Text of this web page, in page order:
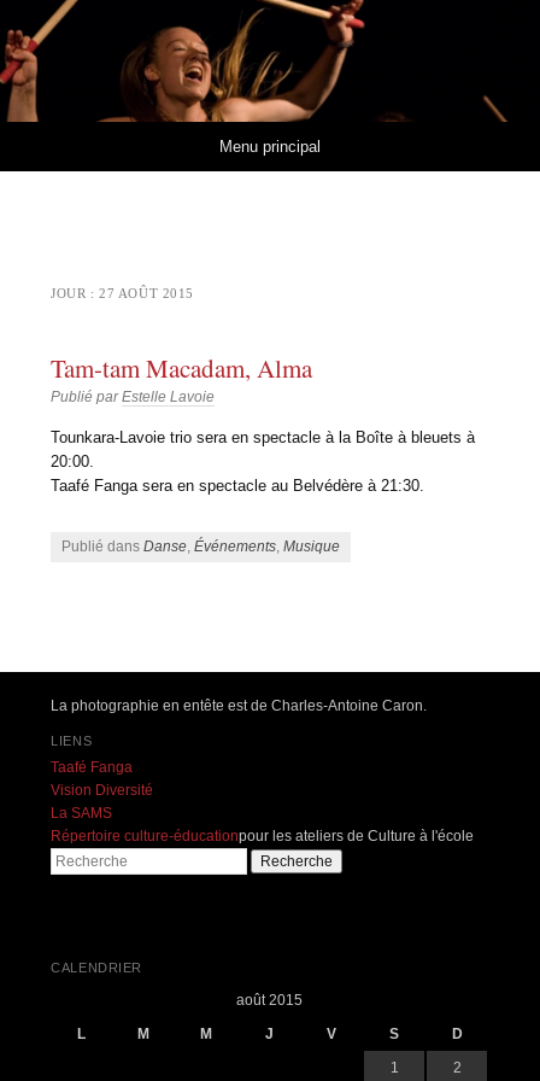
Estelle Lavoie
MUSIQUES ET RYTHMES DE L'AFRIQUE DE L'OUEST
Menu principal
JOUR :27 AOÛT 2015
Tam-tam Macadam, Alma
Publié parEstelle Lavoie
Tounkara-Lavoie trio sera en spectacle à la Boîte à bleuets à
20:00.
Taafé Fanga sera en spectacle au Belvédère à 21:30.
Publié dansDanse,Événements,Musique
La photographie en entête est de Charles-Antoine Caron.
LIENS
Taafé Fanga
Vision Diversité
La SAMS
Répertoire culture-éducationpour les ateliers de Culture à l'école
Recherche
CALENDRIER
août 2015
L
M M J V S
D
1
2